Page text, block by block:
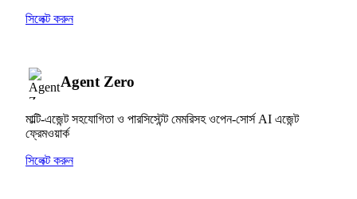
সিলেক্ট করুন
Agent Zero
মাল্টি-এজেন্ট সহযোগিতা ও পারসিস্টেন্ট মেমরিসহ ওপেন-সোর্স AI এজেন্ট
ফ্রেমওয়ার্ক
সিলেক্ট করুন